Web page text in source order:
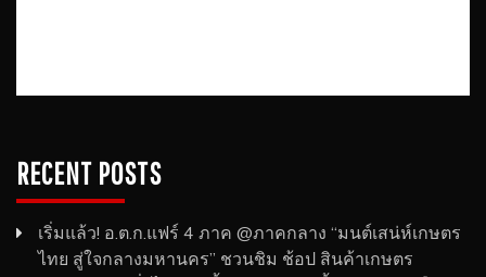
RECENT POSTS
เริ่มแล้ว! อ.ต.ก.แฟร์ 4 ภาค @ภาคกลาง “มนต์เสน่ห์เกษตร
ไทย สู่ใจกลางมหานคร” ชวนชิม ช้อป สินค้าเกษตร